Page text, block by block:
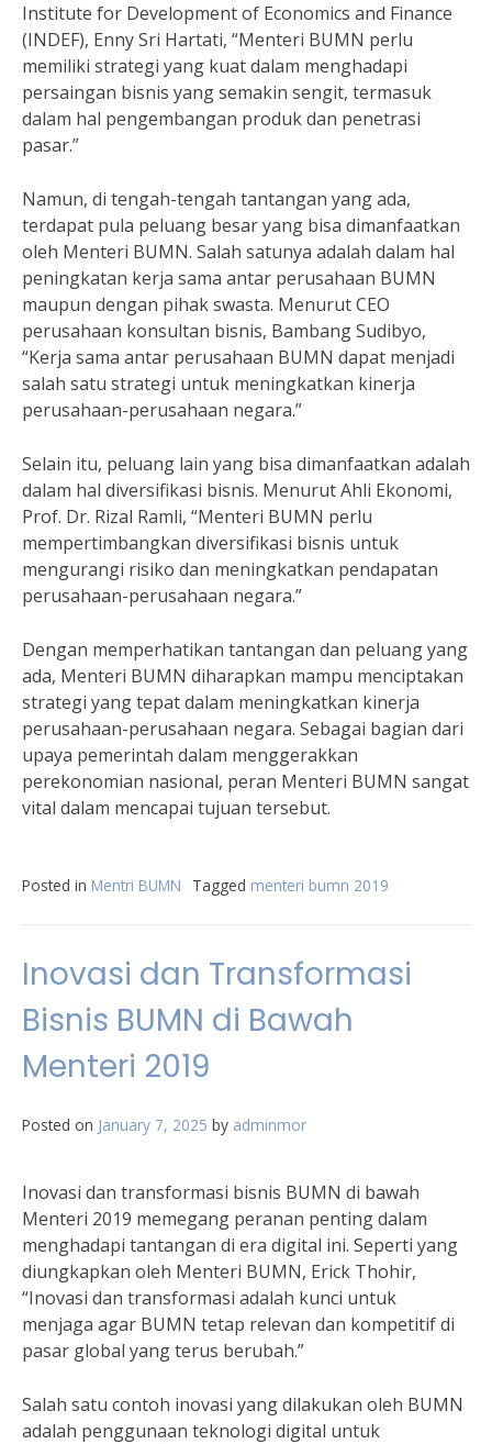
Institute for Development of Economics and Finance
(INDEF), Enny Sri Hartati, “Menteri BUMN perlu
memiliki strategi yang kuat dalam menghadapi
persaingan bisnis yang semakin sengit, termasuk
dalam hal pengembangan produk dan penetrasi
pasar.”
Namun, di tengah-tengah tantangan yang ada,
terdapat pula peluang besar yang bisa dimanfaatkan
oleh Menteri BUMN. Salah satunya adalah dalam hal
peningkatan kerja sama antar perusahaan BUMN
maupun dengan pihak swasta. Menurut CEO
perusahaan konsultan bisnis, Bambang Sudibyo,
“Kerja sama antar perusahaan BUMN dapat menjadi
salah satu strategi untuk meningkatkan kinerja
perusahaan-perusahaan negara.”
Selain itu, peluang lain yang bisa dimanfaatkan adalah
dalam hal diversifikasi bisnis. Menurut Ahli Ekonomi,
Prof. Dr. Rizal Ramli, “Menteri BUMN perlu
mempertimbangkan diversifikasi bisnis untuk
mengurangi risiko dan meningkatkan pendapatan
perusahaan-perusahaan negara.”
Dengan memperhatikan tantangan dan peluang yang
ada, Menteri BUMN diharapkan mampu menciptakan
strategi yang tepat dalam meningkatkan kinerja
perusahaan-perusahaan negara. Sebagai bagian dari
upaya pemerintah dalam menggerakkan
perekonomian nasional, peran Menteri BUMN sangat
vital dalam mencapai tujuan tersebut.
Posted in Mentri BUMN Tagged menteri bumn 2019
Inovasi dan Transformasi
Bisnis BUMN di Bawah
Menteri 2019
Posted on January 7, 2025 by adminmor
Inovasi dan transformasi bisnis BUMN di bawah
Menteri 2019 memegang peranan penting dalam
menghadapi tantangan di era digital ini. Seperti yang
diungkapkan oleh Menteri BUMN, Erick Thohir,
“Inovasi dan transformasi adalah kunci untuk
menjaga agar BUMN tetap relevan dan kompetitif di
pasar global yang terus berubah.”
Salah satu contoh inovasi yang dilakukan oleh BUMN
adalah penggunaan teknologi digital untuk